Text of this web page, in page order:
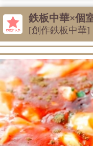
鉄板中華×個
[創作鉄板中華]